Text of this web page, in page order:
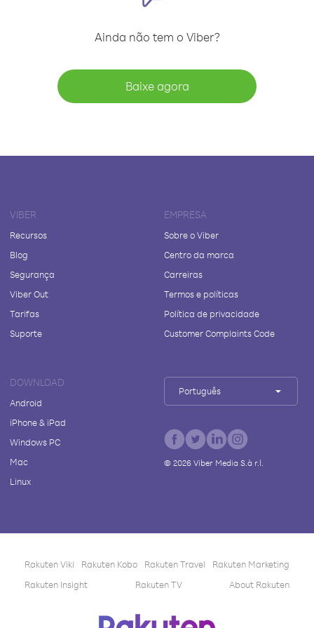
Ainda não tem o Viber?
Baixe agora
VIBER
Recursos
Blog
Segurança
Viber Out
Tarifas
Suporte
EMPRESA
Sobre o Viber
Centro da marca
Carreiras
Termos e políticas
Política de privacidade
Customer Complaints Code
DOWNLOAD
Android
iPhone & iPad
Windows PC
Mac
Linux
Português
© 2026Viber Media S.à r.l.
Rakuten Viki Rakuten Kobo Rakuten Travel
Rakuten Marketing
Rakuten Insight
Rakuten TV About Rakuten